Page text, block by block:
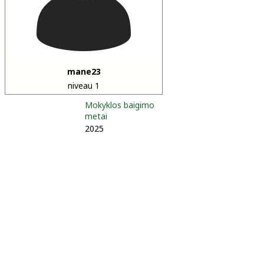
mane23
niveau 1
Mokyklos baigimo
metai
2025